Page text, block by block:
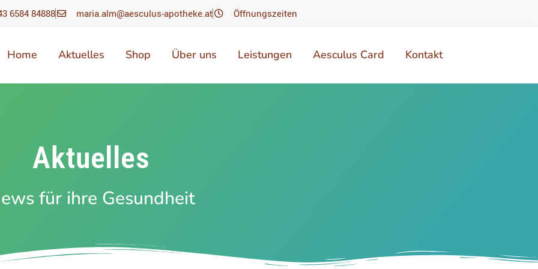
6584 84888 maria.alm@aesculus-apotheke.at Öffnungszeiten
Home Aktuelles Shop Über uns Leistungen Aesculus Card Kontakt
Aktuelles
für ihre Gesundheit